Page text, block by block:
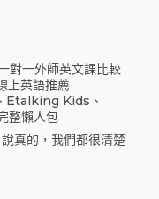
對一外師英文課比較
上英語推薦
Etalking Kids、
整懶人包
真的，我們都很清楚